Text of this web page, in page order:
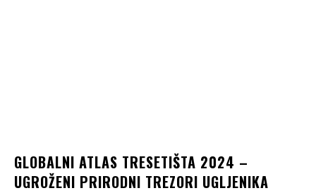
GLOBALNI ATLAS TRESETIŠTA 2024 –
UGROŽENI PRIRODNI TREZORI UGLJENIKA